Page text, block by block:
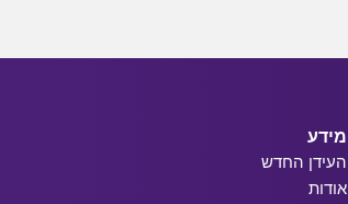
מידע
העידן החדש
אודות